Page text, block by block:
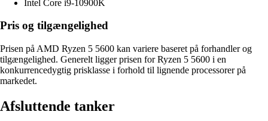
Intel Core i9-10900K
Pris og tilgængelighed
Prisen på AMD Ryzen 5 5600 kan variere baseret på forhandler og
tilgængelighed. Generelt ligger prisen for Ryzen 5 5600 i en
konkurrencedygtig prisklasse i forhold til lignende processorer på
markedet.
Afsluttende tanker